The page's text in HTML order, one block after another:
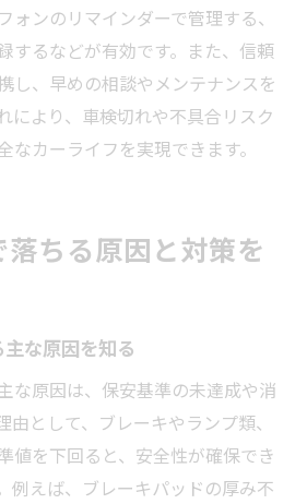
ォンのリマインダーで管理する、
するなどが有効です。また、信頼
し、早めの相談やメンテナンスを
により、車検切れや不具合リスク
なカーライフを実現できます。
ちる原因と対策を
な原因を知る
な原因は、保安基準の未達成や消
由として、ブレーキやランプ類、
値を下回ると、安全性が確保でき
例えば、ブレーキパッドの厚み不